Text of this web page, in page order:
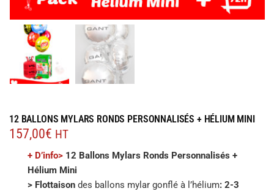
12 BALLONS MYLARS RONDS PERSONNALISÉS + HÉLIUM MINI
157,00€ HT
+ D’info> 12 Ballons Mylars Ronds Personnalisés +
Hélium Mini
> Flottaison des ballons mylar gonflé à l’hélium: 2-3